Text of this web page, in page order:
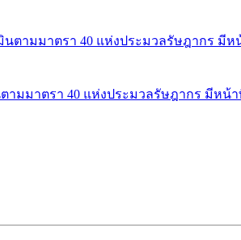
มินตามมาตรา 40 แห่งประมวลรัษฎากร มี
ตามมาตรา 40 แห่งประมวลรัษฎากร มีห